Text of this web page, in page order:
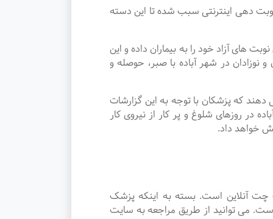
دهی اینترنتی سبب شده تا این دسته
آزاد خود را به بیماران داده و این
در شهر آباده با صبر، حوصله و
که پزشکان با توجه به این گزارشات
در روزهای شلوغ و پر کار از نیروی کار
خواهد داد.
آنلاین است. بسته به اینکه پزشک
می توانید از طریق مراجعه به سایت